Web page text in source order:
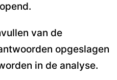
van de
opgeslagen
in de analyse.